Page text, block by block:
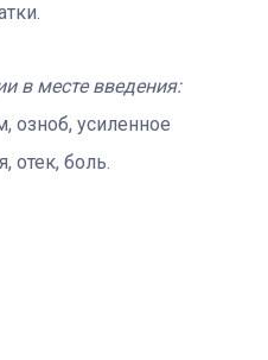
в месте введения:
озноб, усиленное
отек, боль.